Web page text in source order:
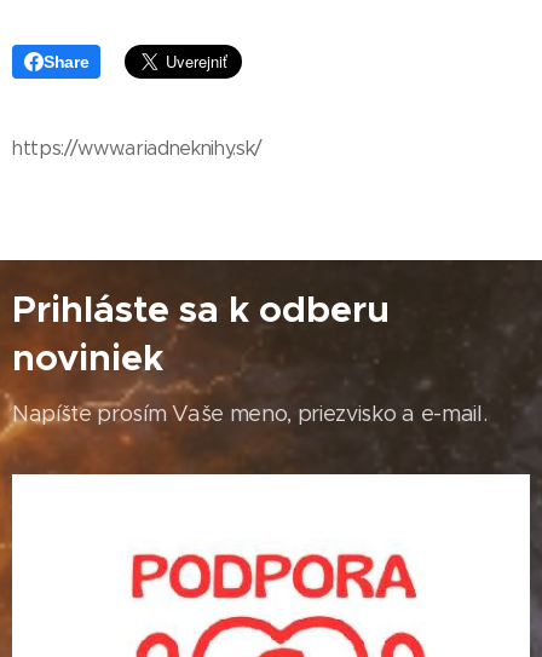
Share
https://www.ariadneknihy.sk/
Prihláste sa k odberu
noviniek
Napíšte prosím Vaše meno, priezvisko a e-mail.